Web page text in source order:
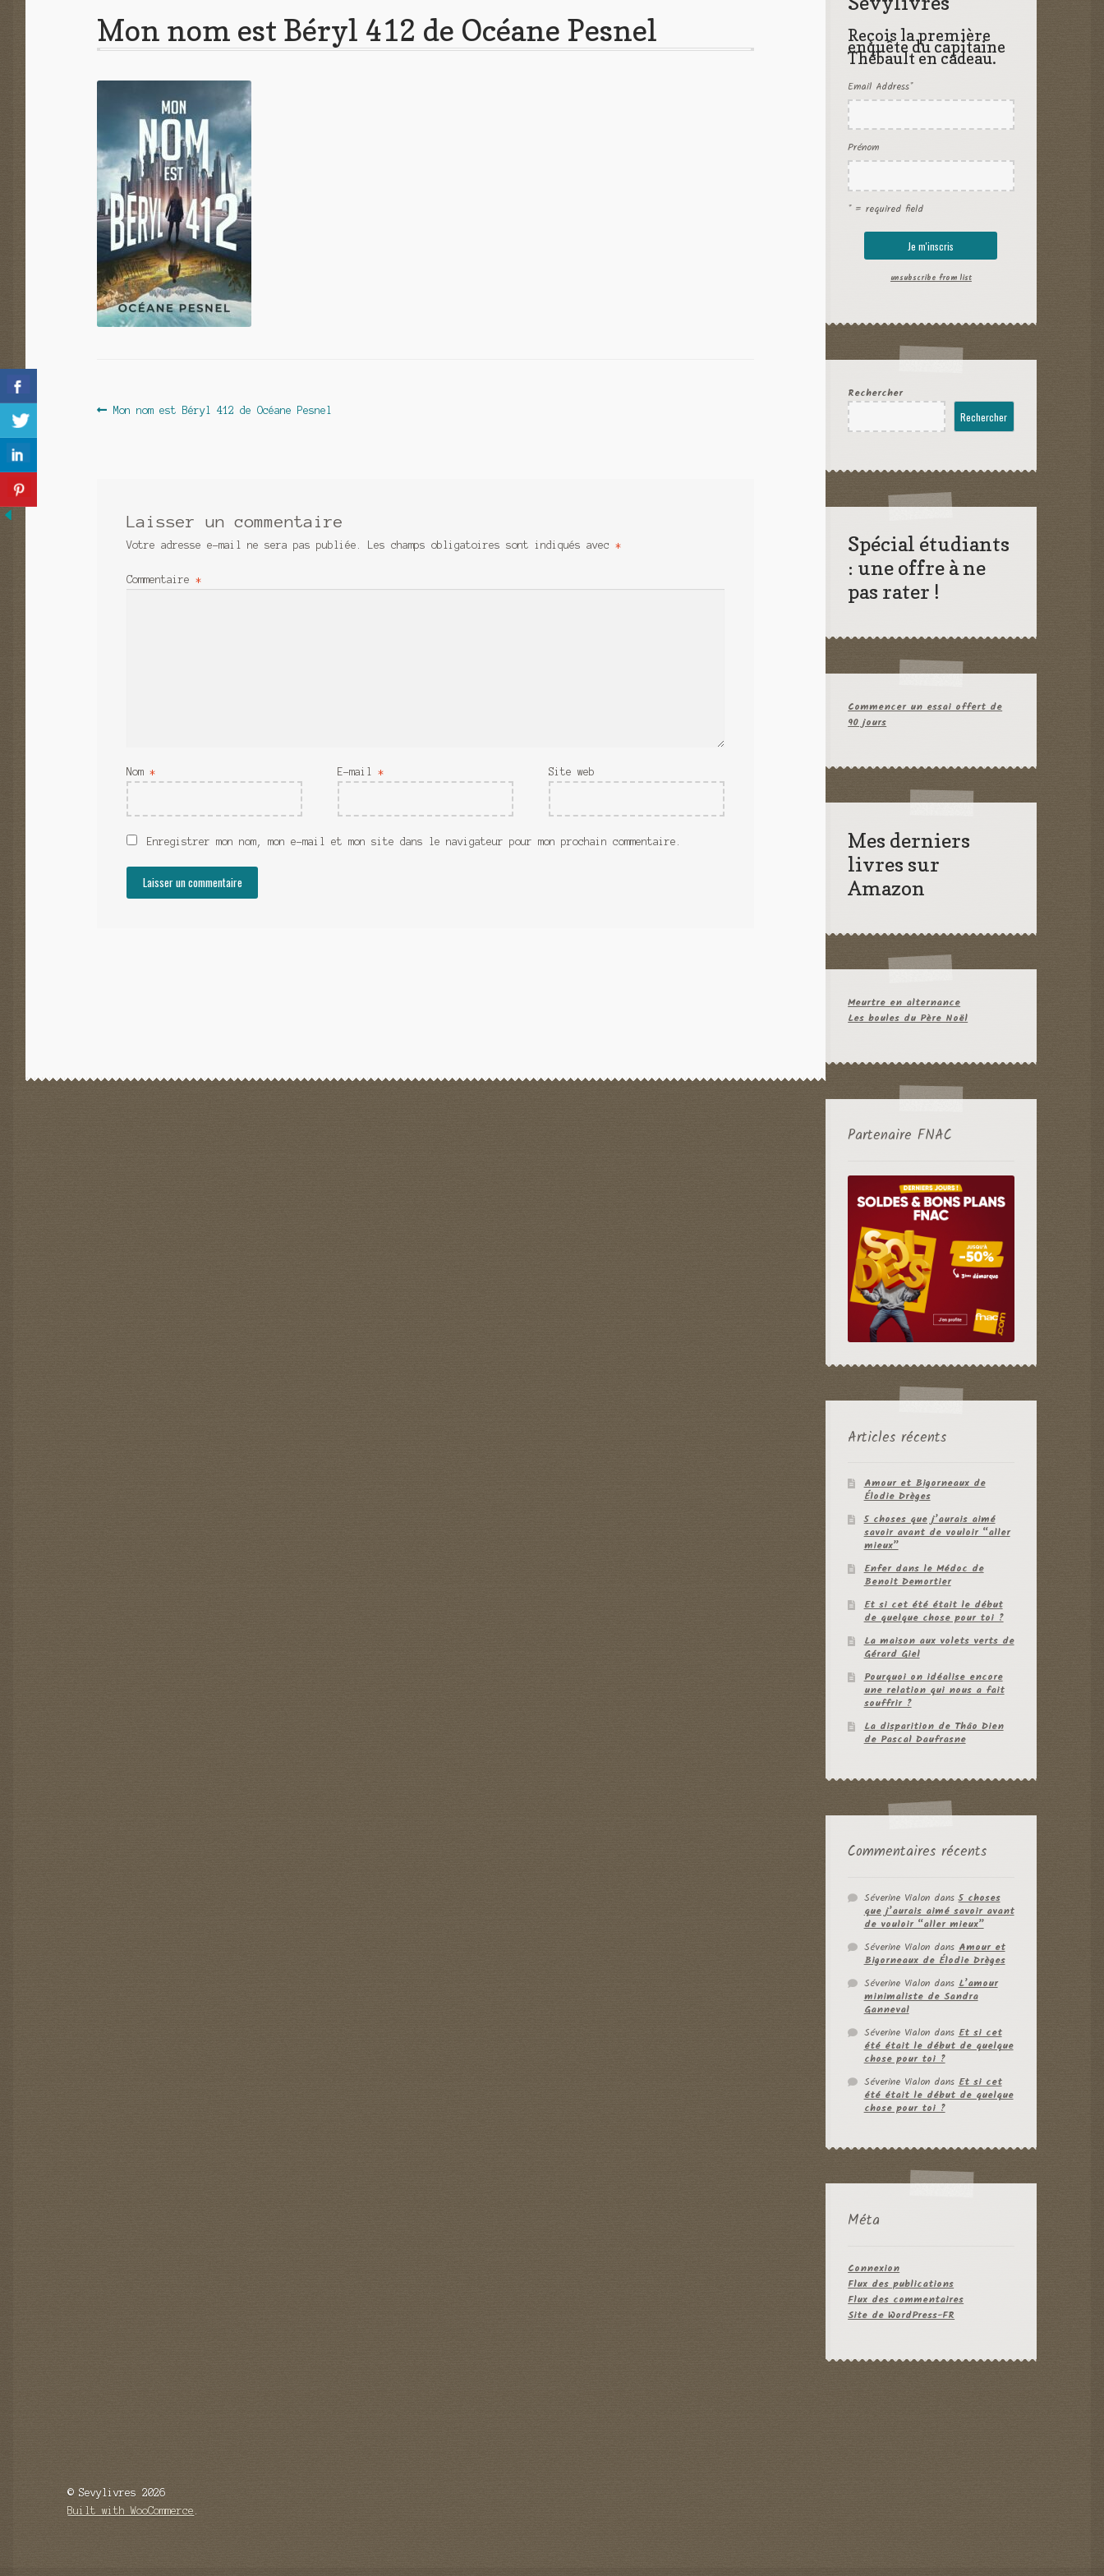
Mon nom est Béryl 412 de Océane Pesnel
Navigation
Article
Mon nom est Béryl 412 de Océane Pesnel
Laisser un commentaire
Votre adresse e-mail ne sera pas publiée. Les champs obligatoires sont indiqués avec*
Commentaire*
Nom* E-mail* Site web
Enregistrer mon nom, mon e-mail et mon site dans le navigateur pour mon prochain commentaire.
Reçois la première
enquête du capitaine
Thébault en cadeau.
Email Address*
Prénom
* = required field
unsubscribe from list
Rechercher
Rechercher
Spécial étudiants
: une offre à ne
pas rater !
Commencer un essai offert de
90 jours
Mes derniers
livres sur
Amazon
Meurtre en alternance
Les boules du Père Noël
Partenaire FNAC
Articles récents
Amour et Bigorneaux de
Élodie Drèges
5 choses que j’aurais aimé
savoir avant de vouloir “aller
mieux”
Enfer dans le Médoc de
Benoit Demortier
Et si cet été était le début
de quelque chose pour toi ?
La maison aux volets verts de
Gérard Giel
Pourquoi on idéalise encore
une relation qui nous a fait
souffrir ?
La disparition de Thâo Dien
de Pascal Daufrasne
Commentaires récents
Séverine Vialondans5 choses
que j’aurais aimé savoir avant
de vouloir “aller mieux”
Séverine VialondansAmour et
Bigorneaux de Élodie Drèges
Séverine VialondansL’amour
minimaliste de Sandra
Ganneval
Séverine VialondansEt si cet
été était le début de quelque
chose pour toi ?
Séverine VialondansEt si cet
été était le début de quelque
chose pour toi ?
Méta
Connexion
Flux des publications
Flux des commentaires
Site de WordPress-FR
© Sevylivres 2026
Built with WooCommerce